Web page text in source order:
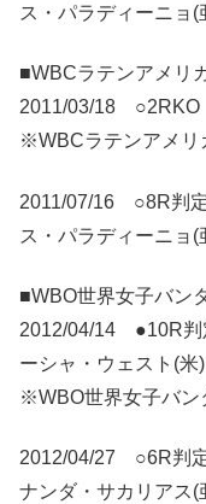
ス・パラディーニョ(
■WBCラテンアメリ
2011/03/18 ○2RKO
※WBCラテンアメリ
2011/07/16 ○8R判
ス・パラディーニョ(
■WBO世界女子バン
2012/04/14 ●10R判
ーシャ・ウェスト(米)
※WBO世界女子バン
2012/04/27 ○6R判
ナンダ・サカリアス(